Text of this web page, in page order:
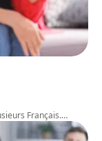
Français.…